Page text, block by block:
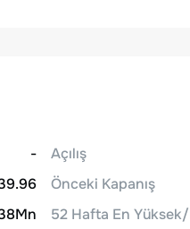
-
Açılış
Önceki Kapanış
52 Hafta En